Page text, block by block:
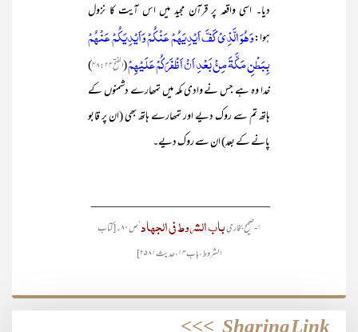
دیا۔ اسی واقعہ پر قرآن مجید میں اس آیت کا نزول
ہوا:وَهُوَ الَّذِيْ كَفَّ اَيْدِيَهُمْ عَنْكُمْ وَاَيْدِيَكُمْ عَنْهُمْ
بِبَطْنِ مَكَّةَ مِنْۢ بَعْدِ اَنْ اَظْفَرَكُمْ عَلَيْهِمْ(الفتح۴۸:۲۴
)
خدا وہ ہے جس نے وادی مکہ میں تمھارے دشمنوں کے
ہاتھ تم سے روک دیے اور تمھارے ہاتھ بھی (ان پر قابو
پانے کے بعد) ان سے روک دیے۔
____________________________
۱- صحیح بخاری باب الشروط فی الجہاد
‘ ص ۸۰۔ [کتاب
الشروط، باب۱۴، حدیث ۲۵۸۱]